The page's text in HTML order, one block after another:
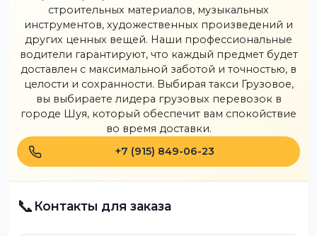
строительных материалов, музыкальных
инструментов, художественных произведений и
других ценных вещей. Наши профессиональные
водители гарантируют, что каждый предмет будет
доставлен с максимальной заботой и точностью, в
целости и сохранности. Выбирая такси Грузовое,
вы выбираете лидера грузовых перевозок в
городе Шуя, который обеспечит вам спокойствие
во время доставки.
+7 (915) 849-06-23
📞 Контакты для заказа